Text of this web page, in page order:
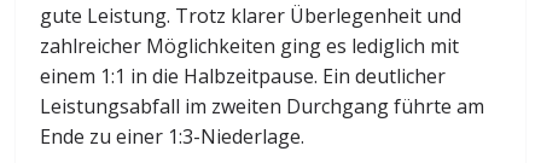
gute Leistung. Trotz klarer Überlegenheit und
zahlreicher Möglichkeiten ging es lediglich mit
einem 1:1 in die Halbzeitpause. Ein deutlicher
Leistungsabfall im zweiten Durchgang führte am
Ende zu einer 1:3-Niederlage.